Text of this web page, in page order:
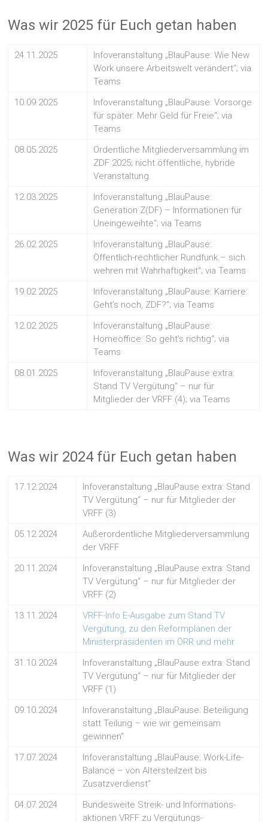
Was wir 2025 für Euch getan haben
24.11.2025
Infoveranstaltung „BlauPause: Wie New
Work unsere Arbeitswelt verändert“; via
Teams
10.09.2025
Infoveranstaltung „BlauPause: Vorsorge
für später: Mehr Geld für Freie“; via
Teams
08.05.2025
Ordentliche Mitgliederversammlung im
ZDF 2025; nicht öffentliche, hybride
Veranstaltung.
12.03.2025
Infoveranstaltung „BlauPause:
Generation Z(DF) – Informationen für
Uneingeweihte“; via Teams
26.02.2025
Infoveranstaltung „BlauPause:
Öffentlich-rechtlicher Rundfunk – sich
wehren mit Wahrhaftigkeit“; via Teams
19.02.2025
Infoveranstaltung „BlauPause: Karriere:
Geht’s noch, ZDF?“; via Teams
12.02.2025
Infoveranstaltung „BlauPause:
Homeoffice: So geht’s richtig“; via
Teams
08.01.2025
Infoveranstaltung „BlauPause extra:
Stand TV Vergütung“ – nur für
Mitglieder der VRFF (4); via Teams
Was wir 2024 für Euch getan haben
17.12.2024
Infoveranstaltung „BlauPause extra: Stand
TV Vergütung“ – nur für Mitglieder der
VRFF (3)
05.12.2024
Außerordentliche Mitgliederversammlung
der VRFF
20.11.2024
Infoveranstaltung „BlauPause extra: Stand
TV Vergütung“ – nur für Mitglieder der
VRFF (2)
13.11.2024
VRFF-Info E-Ausgabe zum Stand TV
Vergütung, zu den Reformplänen der
Ministerpräsidenten im ÖRR und mehr
31.10.2024
Infoveranstaltung „BlauPause extra: Stand
TV Vergütung“ – nur für Mitglieder der
VRFF (1)
09.10.2024
Infoveranstaltung „BlauPause: Beteiligung
statt Teilung – wie wir gemeinsam
gewinnen“
17.07.2024
Infoveranstaltung „BlauPause: Work-Life-
Balance – von Altersteilzeit bis
Zusatzverdienst“
04.07.2024
Bundesweite Streik- und Informations-
aktionen VRFF zu Vergütungs-